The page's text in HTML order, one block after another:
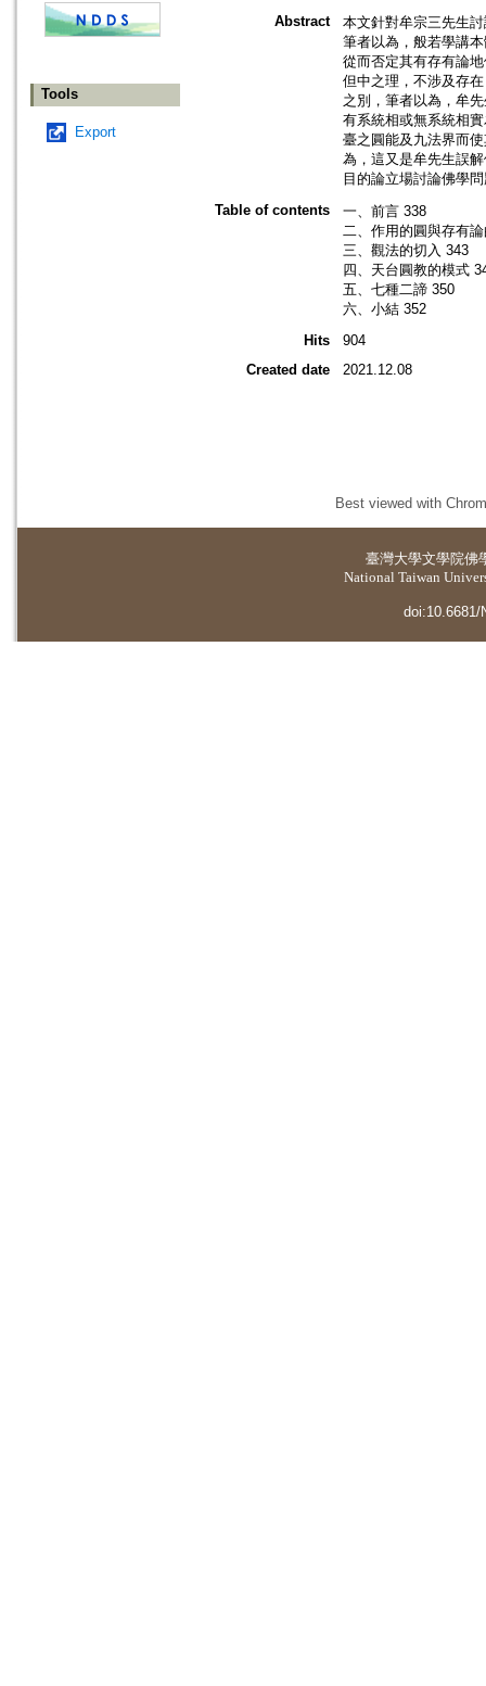
Tools
Export
Abstract
本文針對牟宗三先生
筆者以為，般若學講
從而否定其有存有論
但中之理，不涉及存
之別，筆者以為，牟
有系統相或無系統相
臺之圓能及九法界而
為，這又是牟先生誤
目的論立場討論佛學
Table of contents
一、前言 338
二、作用的圓與存有
三、觀法的切入 343
四、天台圓教的模式
五、七種二諦 350
六、小結 352
Hits
904
Created date
2021.12.08
Best viewed with
臺灣大學文學院佛
National Taiwan
doi:10.6681/